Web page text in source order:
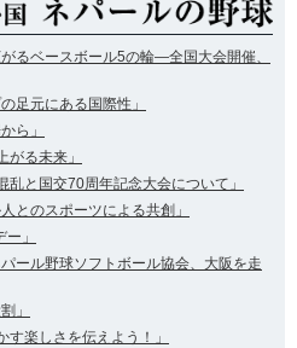
るベースボール5の輪―全国大会開催、
足元にある国際性」
ら」
る未来」
と国交70周年記念大会について」
とのスポーツによる共創」
」
ール野球ソフトボール協会、大阪を走
」
楽しさを伝えよう！」